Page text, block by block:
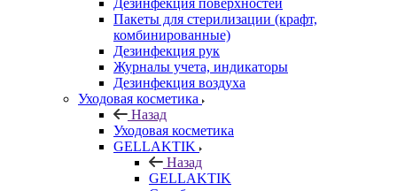
Дезинфекция поверхностей
Пакеты для стерилизации (крафт,
комбинированные)
Дезинфекция рук
Журналы учета, индикаторы
Дезинфекция воздуха
Уходовая косметика
Назад
Уходовая косметика
GELLAKTIK
Назад
GELLAKTIK